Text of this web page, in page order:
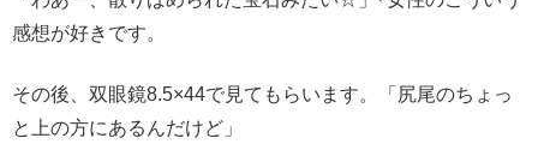
感想が好きです。
その後、双眼鏡8.5×44で見てもらいます。「尻尾のちょっ
と上の方にあるんだけど」